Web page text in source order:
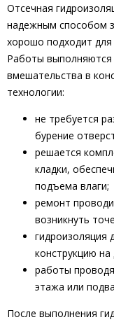
Отсечная
надежным способом
хорошо подходит
Работы
вмешательства в
технологии:
не требуется
бурение
решается
кладки,
подъема влаги;
ремонт
возникнуть
гидроизоляция
конструкцию на
работы
этажа или
После выполнения